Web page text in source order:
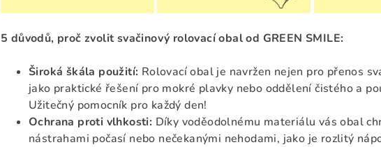
5 důvodů, proč zvolit svačinový rolovací obal od GREEN SMILE:
Široká škála použití: Rolovací obal je navržen nejen pro přenos
jako praktické řešení pro mokré plavky nebo oddělení čistého a
Užitečný pomocník pro každý den!
Ochrana proti vlhkosti: Díky voděodolnému materiálu vás obal
nástrahami počasí nebo nečekanými nehodami, jako je rozlitý